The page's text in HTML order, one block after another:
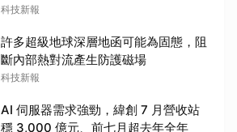
科技新報
許多超級地球深層地函可能為固態，阻
斷內部熱對流產生防護磁場
科技新報
AI 伺服器需求強勁，緯創 7 月營收站
穩 3,000 億元、前七月超去年全年